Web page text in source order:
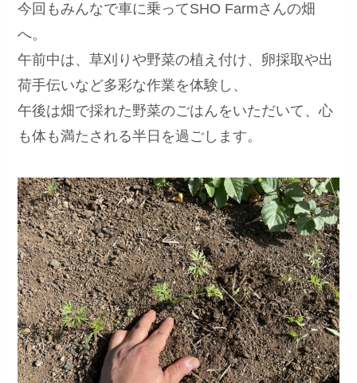
今回もみんなで車に乗ってSHO Farmさんの畑
へ。
午前中は、草刈りや野菜の植え付け、卵採取や出
荷手伝いなど多彩な作業を体験し、
午後は畑で採れた野菜のごはんをいただいて、心
も体も満たされる半日を過ごします。